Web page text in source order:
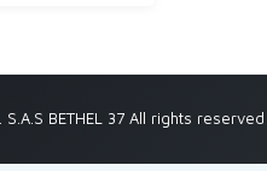
BETHEL 37 All rights reserved